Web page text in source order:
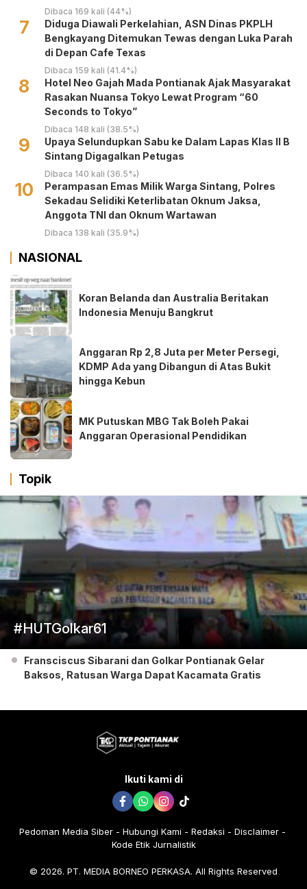
Dibaca 169 kali (44%)
7
Diduga Diawali Perkelahian, ASN Dinas PKPLH
Bengkayang Ditemukan Tewas dengan Luka Parah
di Depan Cafe Texas
Dibaca 159 kali (41.4%)
8
Hotel Neo Gajah Mada Pontianak Ajak Masyarakat
Rasakan Nuansa Tokyo Lewat Program “60
Seconds to Tokyo”
Dibaca 148 kali (38.5%)
9
Upaya Selundupkan Sabu ke Dalam Lapas Klas II B
Sintang Digagalkan Petugas
Dibaca 140 kali (36.5%)
10
Perampasan Emas Milik Warga Sintang, Polres
Sekadau Selidiki Keterlibatan Oknum Jaksa,
Anggota TNI dan Oknum Wartawan
Dibaca 138 kali (35.9%)
NASIONAL
Koran Belanda dan Australia Beritakan
Indonesia Menuju Bangkrut
Anggaran Rp 2,8 Juta per Meter Persegi,
KDMP Ada yang Dibangun di Atas Bukit
hingga Kebun
MK Putuskan MBG Tak Boleh Pakai
Anggaran Operasional Pendidikan
Topik
#HUTGolkar61
Fransciscus Sibarani dan Golkar Pontianak Gelar
Baksos, Ratusan Warga Dapat Kacamata Gratis
Ikuti kami di
Pedoman Media Siber Hubungi Kami Redaksi
Disclaimer
Kode Etik Jurnalistik
© 2026. PT. MEDIA BORNEO PERKASA. All Rights Reserved